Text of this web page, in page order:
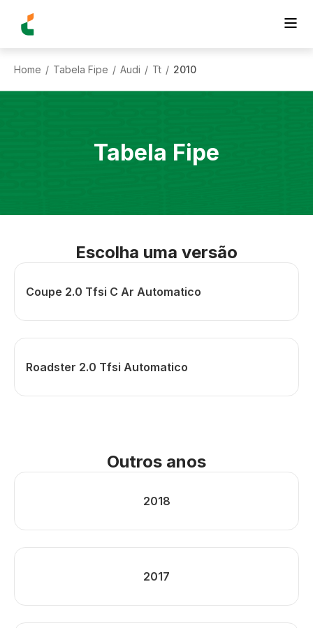
Home / Tabela Fipe / Audi / Tt / 2010
Tabela Fipe
Escolha uma versão
Coupe 2.0 Tfsi C Ar Automatico
Roadster 2.0 Tfsi Automatico
Outros anos
2018
2017